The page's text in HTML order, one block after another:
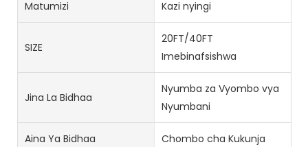
Matumizi Kazi nyingi
SIZE
20FT/40FT
Imebinafsishwa
Jina La Bidhaa
Nyumba za Vyombo vya
Nyumbani
Aina Ya Bidhaa Chombo cha Kukunja